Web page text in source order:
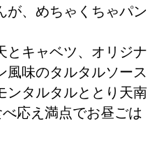
が、めちゃくちゃパン
とキャベツ、オリジナ
風味のタルタルソース
ンタルタルととり天南
応え満点でお昼ごは